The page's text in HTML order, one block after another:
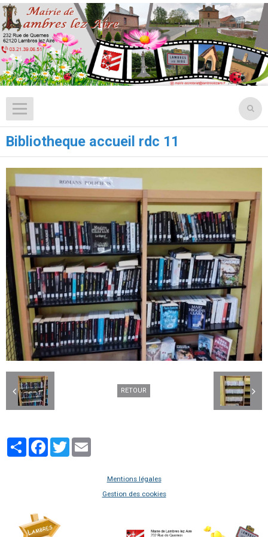
Bibliotheque accueil rdc 11
RETOUR
PartagerFacebook
Twitter
Mentions légales
Gestion des cookies